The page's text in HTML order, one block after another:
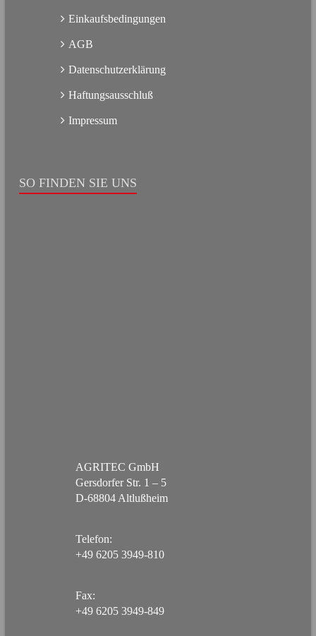
Einkaufsbedingungen
AGB
Datenschutzerklärung
Haftungsausschluß
Impressum
SO FINDEN SIE UNS
AGRITEC GmbH
Gersdorfer Str. 1 – 5
D-68804 Altlußheim
Telefon:
+49 6205 3949-810
Fax:
+49 6205 3949-849